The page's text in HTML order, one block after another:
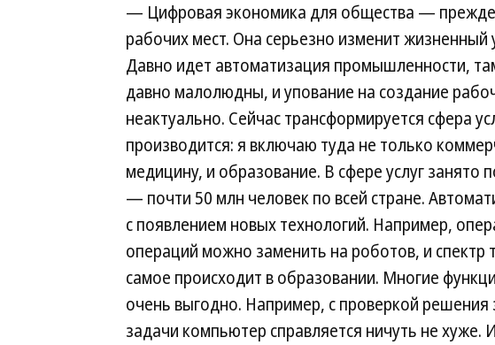
— Цифровая экономика для общества — прежде
рабочих мест. Она серьезно изменит
Давно идет автоматизация промышленности,
давно малолюдны, и упование на создание
неактуально. Сейчас трансформируется сфера
производится: я включаю туда не только
медицину, и образование. В сфере услуг
— почти 50 млн человек по всей стране.
с появлением новых технологий. Например,
операций можно заменить на роботов, и спектр
самое происходит в образовании. Многие
очень выгодно. Например, с проверкой
задачи компьютер справляется ничуть не